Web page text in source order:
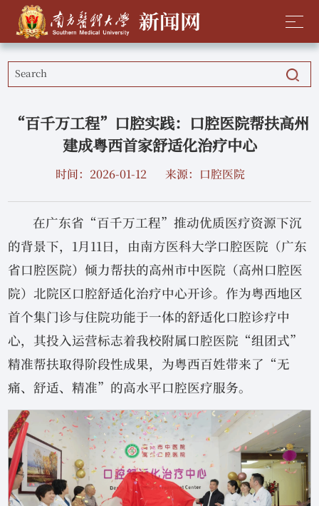
“百千万工程”口腔实践：口腔医院帮扶高州
建成粤西首家舒适化治疗中心
时间：2026-01-12 来源：口腔医院
在广东省“百千万工程”推动优质医疗资源下沉
的背景下，1月11日，由南方医科大学口腔医院（广东
省口腔医院）倾力帮扶的高州市中医院（高州口腔医
院）北院区口腔舒适化治疗中心开诊。作为粤西地区
首个集门诊与住院功能于一体的舒适化口腔诊疗中
心，其投入运营标志着我校附属口腔医院“组团式”
精准帮扶取得阶段性成果，为粤西百姓带来了“无
痛、舒适、精准”的高水平口腔医疗服务。